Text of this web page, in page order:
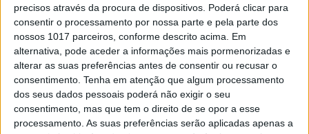
precisos através da procura de dispositivos. Poderá clicar para
consentir o processamento por nossa parte e pela parte dos
nossos 1017 parceiros, conforme descrito acima. Em
alternativa, pode aceder a informações mais pormenorizadas e
alterar as suas preferências antes de consentir ou recusar o
consentimento. Tenha em atenção que algum processamento
dos seus dados pessoais poderá não exigir o seu
consentimento, mas que tem o direito de se opor a esse
processamento. As suas preferências serão aplicadas apenas a